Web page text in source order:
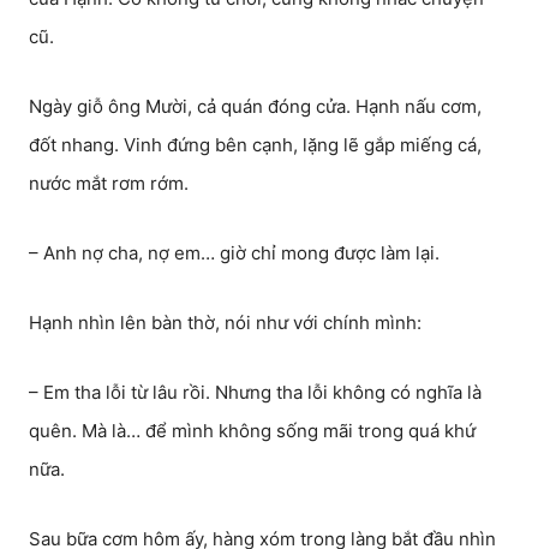
cũ.
Ngày giỗ ông Mười, cả quán đóng cửa. Hạnh nấu cơm,
đốt nhang. Vinh đứng bên cạnh, lặng lẽ gắp miếng cá,
nước mắt rơm rớm.
– Anh nợ cha, nợ em… giờ chỉ mong được làm lại.
Hạnh nhìn lên bàn thờ, nói như với chính mình:
– Em tha lỗi từ lâu rồi. Nhưng tha lỗi không có nghĩa là
quên. Mà là… để mình không sống mãi trong quá khứ
nữa.
Sau bữa cơm hôm ấy, hàng xóm trong làng bắt đầu nhìn